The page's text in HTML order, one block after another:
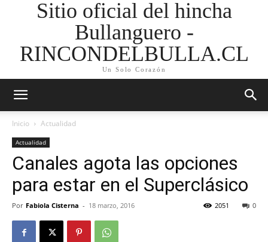
Sitio oficial del hincha
Bullanguero -
RINCONDELBULLA.CL
Un Solo Corazón
Inicio Actualidad
Actualidad
Canales agota las opciones
para estar en el Superclásico
Por Fabiola Cisterna - 18 marzo, 2016 0
2051